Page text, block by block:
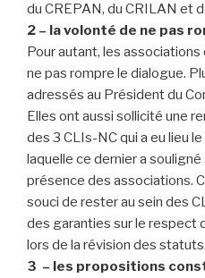
du CREPAN, du CRILAN et
2 – la volonté de ne pas
Pour autant, les
ne pas rompre le dialogue.
adressés au Président du
Elles ont aussi sollicité une
des 3 CLIs-NC qui a eu lieu
laquelle ce dernier a
présence des associations.
souci de rester au sein des
des garanties sur le respect
lors de la révision des statuts.
3 – les propositions